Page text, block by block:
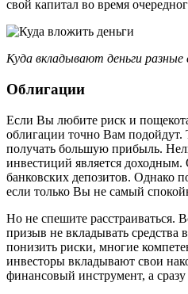
свой капитал во время
Куда вкладывают деньги разные
Облигации
Если Вы любите риск и
облигации точно Вам подойдут.
получать большую прибыль.
инвестиций является
банковских депозитов. Однако
если только Вы не самый
Но не спешите расстраиваться.
призыв не вкладывать средства
понизить риски, многие
инвесторы вкладывают свои
финансовый инструмент, а сразу